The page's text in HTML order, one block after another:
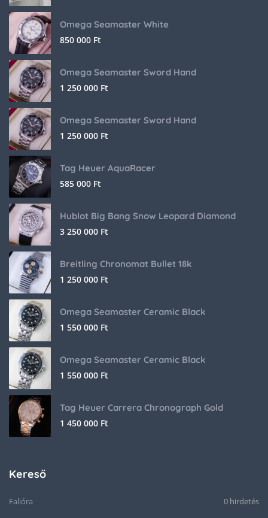
Omega Seamaster White
850 000 Ft
Omega Seamaster Sword Hand
1 250 000 Ft
Omega Seamaster Sword Hand
1 250 000 Ft
Tag Heuer AquaRacer
585 000 Ft
Hublot Big Bang Snow Leopard Diamond
3 250 000 Ft
Breitling Chronomat Bullet 18k
1 250 000 Ft
Omega Seamaster Ceramic Black
1 550 000 Ft
Omega Seamaster Ceramic Black
1 550 000 Ft
Tag Heuer Carrera Chronograph Gold
1 450 000 Ft
Kereső
Falióra 0 hirdetés